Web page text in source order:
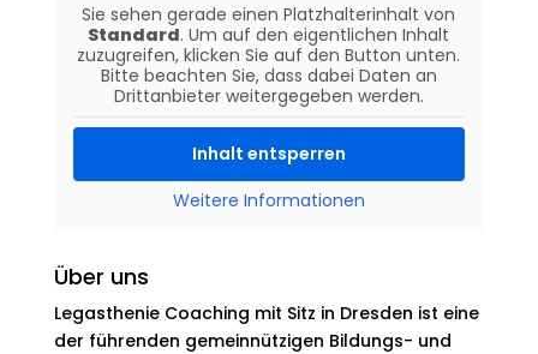
Sie sehen gerade einen Platzhalterinhalt von
Standard. Um auf den eigentlichen Inhalt
zuzugreifen, klicken Sie auf den Button unten.
Bitte beachten Sie, dass dabei Daten an
Drittanbieter weitergegeben werden.
Inhalt entsperren
Weitere Informationen
Über uns
Legasthenie Coaching mit Sitz in Dresden ist eine
der führenden gemeinnützigen Bildungs- und